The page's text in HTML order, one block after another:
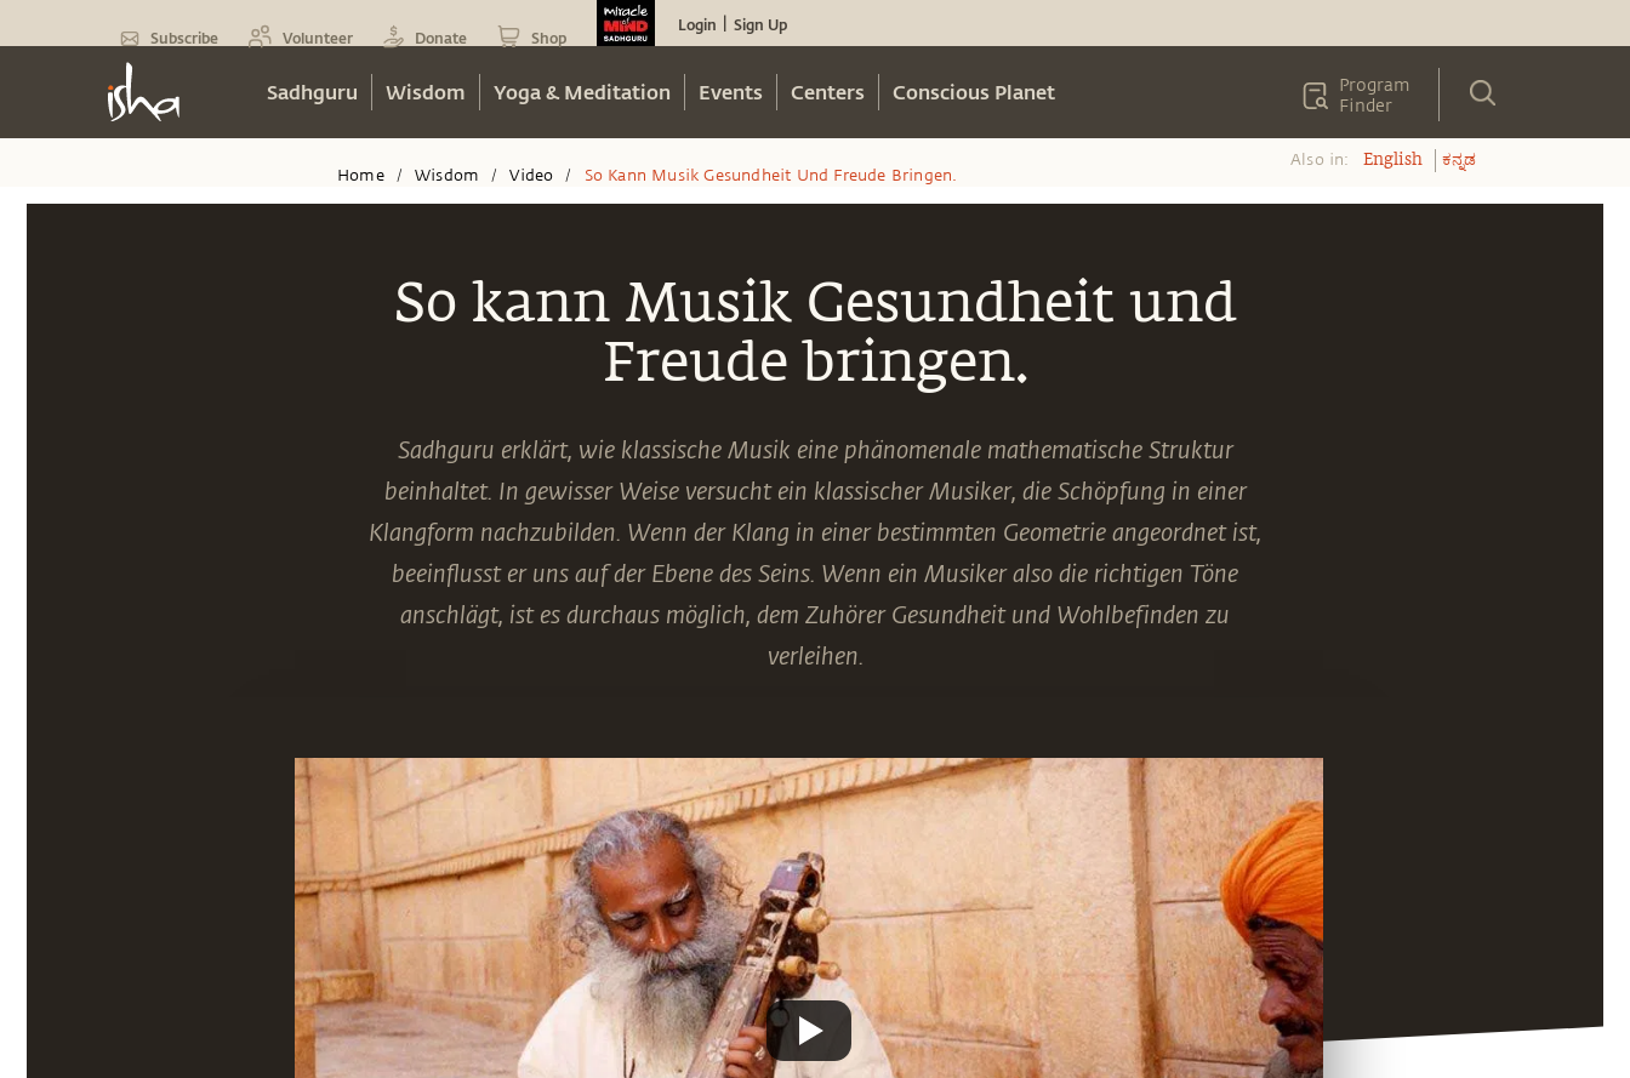
Subscribe Volunteer Donate Shop
Login Sign Up
Sadhguru Wisdom Yoga & Meditation Events Centers Conscious Planet
Program
Finder
Home / Wisdom / Video / So Kann Musik Gesundheit Und Freude Bringen.
Also in: English ಕನ್ನಡ
So kann Musik Gesundheit und
Freude bringen.
Sadhguru erklärt, wie klassische Musik eine phänomenale mathematische Struktur
beinhaltet. In gewisser Weise versucht ein klassischer Musiker, die Schöpfung in einer
Klangform nachzubilden. Wenn der Klang in einer bestimmten Geometrie angeordnet ist,
beeinflusst er uns auf der Ebene des Seins. Wenn ein Musiker also die richtigen Töne
anschlägt, ist es durchaus möglich, dem Zuhörer Gesundheit und Wohlbefinden zu
verleihen.